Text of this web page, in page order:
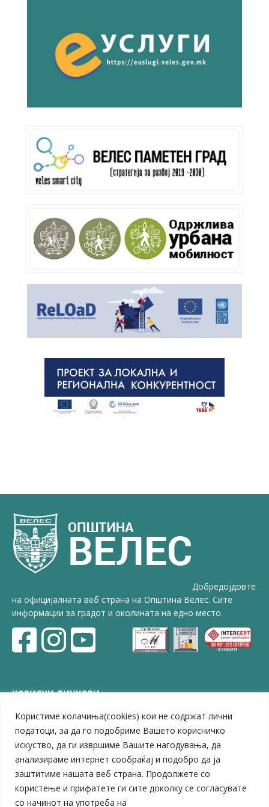
Користиме колачиња(cookies) кои не содржат лични
податоци, за да го подобриме Вашето корисничко
искуство, да ги извршиме Вашите нагодувања, да
анализираме интернет сообраќај и подобро да ја
заштитиме нашата веб страна. Продолжете со
користење и прифатете ги сите доколку се согласувате
со начинот на употреба на
Добредојдовте
на официјалната веб страна на Општина Велес. Сите
информации за градот и околината на едно место.
КОРИСНИ ЛИНКОВИ
ЗЕЛС – Заедница на единиците на локална самоуправа
Центар за развој на Вардарски плански регион
Јавно комунално претпријатие „Дервен“
ЈПССО „Парк – спорт и паркинзи“
ЛУ „Народен Музеј“
Влада на Република Северна Македонија